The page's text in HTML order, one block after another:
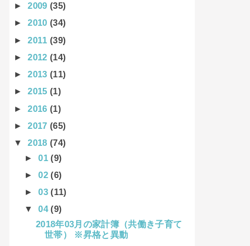
►2009(35)
►2010(34)
►2011(39)
►2012(14)
►2013(11)
►2015(1)
►2016(1)
►2017(65)
▼2018(74)
►01(9)
►02(6)
►03(11)
▼04(9)
2018年03月の家計簿（共働き子育て
世帯） ※昇格と異動